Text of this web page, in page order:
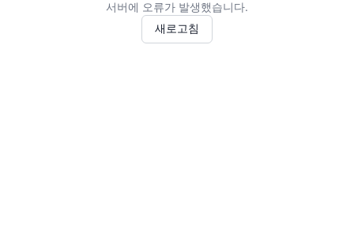
서버에 오류가 발생했습니다.
새로고침